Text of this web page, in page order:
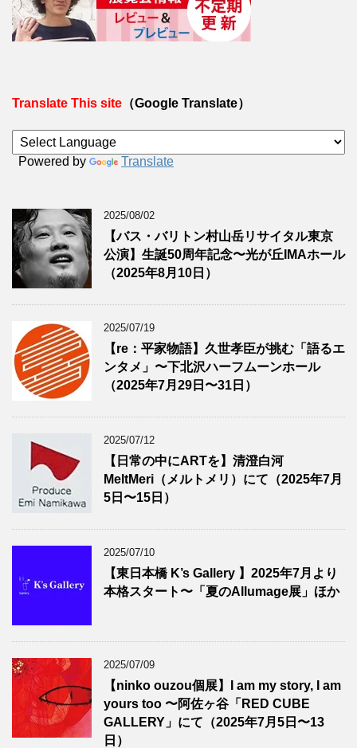
Translate This site （Google Translate）
Powered by Translate
2025/08/02
【バス・バリトン村山岳リサイタル東京
公演】生誕50周年記念〜光が丘IMAホール
（2025年8月10日）
2025/07/19
【re：平家物語】久世孝臣が挑む「語るエ
ンタメ」〜下北沢ハーフムーンホール
（2025年7月29日〜31日）
2025/07/12
【日常の中にARTを】清澄白河
MeltMeri（メルトメリ）にて（2025年7月
5日〜15日）
2025/07/10
【東日本橋 K’s Gallery 】2025年7月より
本格スタート〜「夏のAllumage展」ほか
2025/07/09
【ninko ouzou個展】I am my story, I am
yours too 〜阿佐ヶ谷「RED CUBE
GALLERY」にて（2025年7月5日〜13
日）